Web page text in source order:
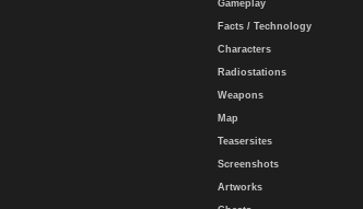
Gameplay
Facts / Technology
Characters
Radiostations
Weapons
Map
Teasersites
Screenshots
Artworks